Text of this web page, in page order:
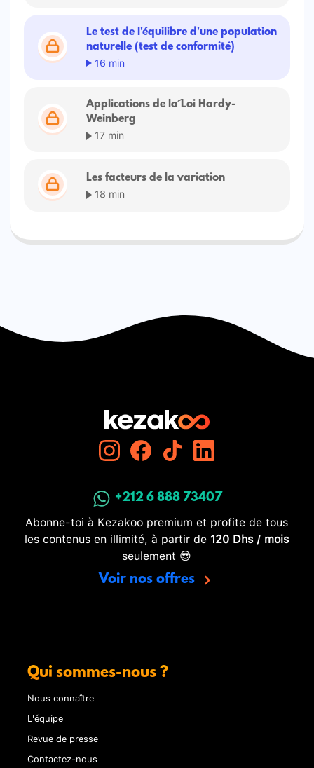
Le test de l'équilibre d'une population
naturelle (test de conformité)
16 min
Applications de la Loi Hardy-
Weinberg
17 min
Les facteurs de la variation
18 min
+212 6 888 73407
Abonne-toi à Kezakoo premium et profite de tous
les contenus en illimité, à partir de 120 Dhs / mois
seulement 😎
Voir nos offres
Qui sommes-nous ?
Nous connaître
L'équipe
Revue de presse
Contactez-nous